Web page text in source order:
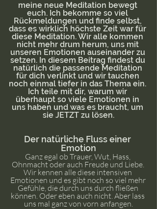
meine neue Meditation bewegt
euch. Ich bekomme so viel
Rückmeldungen und finde selbst,
dass es wirklich höchste Zeit war für
diese Meditation. Wir alle kommen
nicht mehr drum herum, uns mit
unseren Emotionen auseinander zu
setzen. In diesem Beitrag findest du
natürlich die passende Meditation
für dich verlinkt und wir tauchen
noch einmal tiefer in das Thema ein.
Ich teile mit dir, warum wir
überhaupt so viele Emotionen in
uns haben und was es braucht, um
sie JETZT zu lösen.
Der natürliche Fluss einer
Emotion
Ganz egal ob Trauer, Wut, Hass,
Ohnmacht oder auch Freude und Liebe.
Wir kennen alle diese intensiven
Emotionen und es gibt noch so viel mehr
Gefühle, die durch uns durch fließen
können. Oder eben auch nicht. Aber lass
uns mal ganz von vorn anfangen.